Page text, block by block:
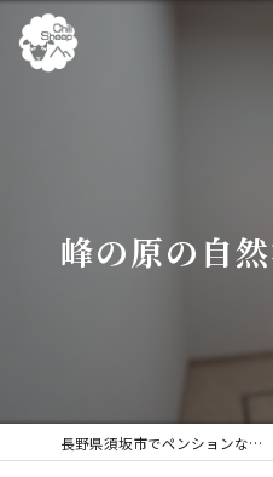
峰の原の自
長野県須坂市でペンションならChillSheep